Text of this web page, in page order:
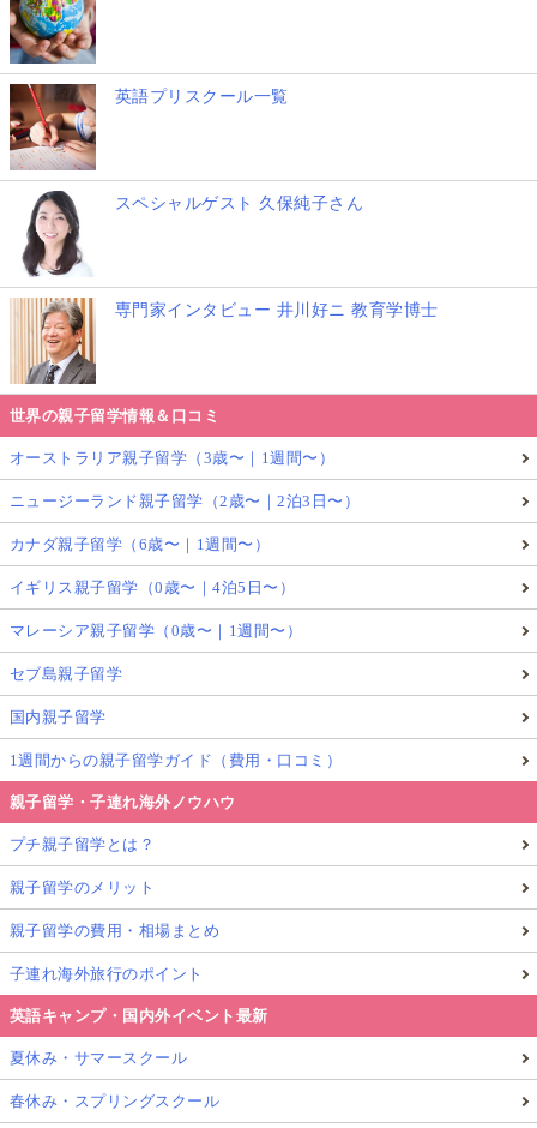
英語プリスクール一覧
スペシャルゲスト 久保純子さん
専門家インタビュー 井川好ニ 教育学博士
世界の親子留学情報＆口コミ
オーストラリア親子留学（3歳〜｜1週間〜）
ニュージーランド親子留学（2歳〜｜2泊3日〜）
カナダ親子留学（6歳〜｜1週間〜）
イギリス親子留学（0歳〜｜4泊5日〜）
マレーシア親子留学（0歳〜｜1週間〜）
セブ島親子留学
国内親子留学
1週間からの親子留学ガイド（費用・口コミ）
親子留学・子連れ海外ノウハウ
プチ親子留学とは？
親子留学のメリット
親子留学の費用・相場まとめ
子連れ海外旅行のポイント
英語キャンプ・国内外イベント最新
夏休み・サマースクール
春休み・スプリングスクール